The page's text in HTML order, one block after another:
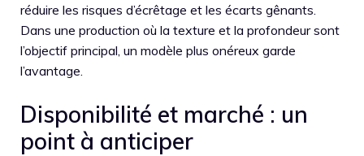
réduire les risques d’écrêtage et les écarts gênants.
Dans une production où la texture et la profondeur sont
l’objectif principal, un modèle plus onéreux garde
l’avantage.
Disponibilité et marché : un
point à anticiper